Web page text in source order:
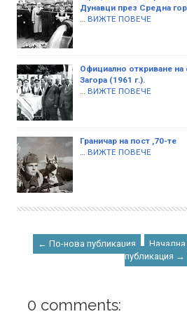
Дунавци през Средна
ВИЖТЕ ПОВЕЧЕ
Официално откриване на
Загора (1961 г.).
ВИЖТЕ ПОВЕЧЕ
Граничар на пост ,70-те
ВИЖТЕ ПОВЕЧЕ
← По-нова публикация Начална
публикация →
0 comments: